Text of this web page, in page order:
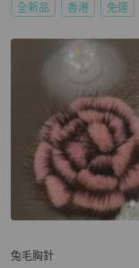
全新品 香港 免運
兔毛胸針